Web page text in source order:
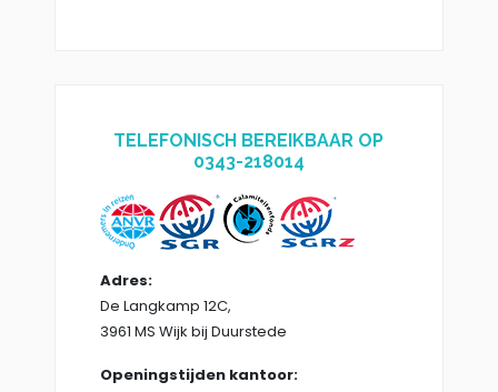
TELEFONISCH BEREIKBAAR OP
0343-218014
Adres:
De Langkamp 12C,
3961 MS Wijk bij Duurstede
Openingstijden kantoor: